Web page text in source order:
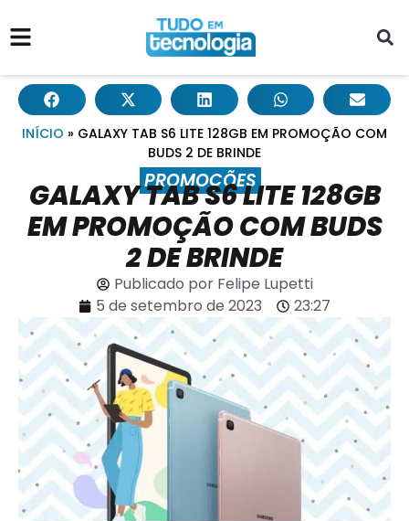
INÍCIO » GALAXY TAB S6 LITE 128GB EM PROMOÇÃO COM
BUDS 2 DE BRINDE
PROMOÇÕES
GALAXY TAB S6 LITE 128GB
EM PROMOÇÃO COM BUDS
2 DE BRINDE
Publicado porFelipe Lupetti
5 de setembro de 2023
23:27